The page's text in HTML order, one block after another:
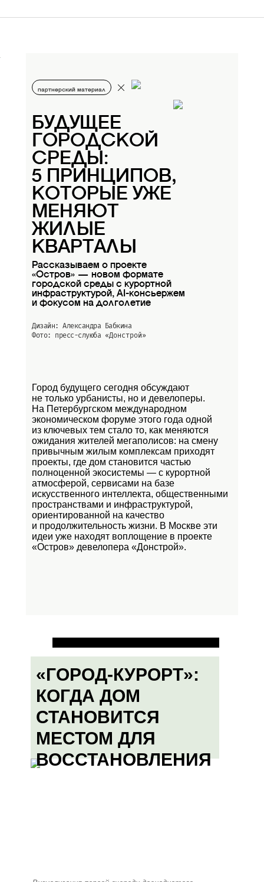
партнерский материал
БУДУЩЕЕ
ГОРОДСКОЙ
СРЕДЫ:
5 ПРИНЦИПОВ,
КОТОРЫЕ УЖЕ
МЕНЯЮТ
ЖИЛЫЕ
КВАРТАЛЫ
Рассказываем о проекте
«Остров» — новом формате
городской среды с курортной
инфраструктурой, AI-консьержем
и фокусом на долголетие
Дизайн: Александра Бабкина
Фото: пресс-слуюба «Донстрой»
Город будущего сегодня обсуждают
не только урбанисты, но и девелоперы.
На Петербургском международном
экономическом форуме этого года одной
из ключевых тем стало то, как меняются
ожидания жителей мегаполисов: на смену
привычным жилым комплексам приходят
проекты, где дом становится частью
полноценной экосистемы — с курортной
атмосферой, сервисами на базе
искусственного интеллекта, общественными
пространствами и инфраструктурой,
ориентированной на качество
и продолжительность жизни. В Москве эти
идеи уже находят воплощение в проекте
«Остров» девелопера «Донстрой».
«ГОРОД-КУРОРТ»:
КОГДА ДОМ
СТАНОВИТСЯ
МЕСТОМ ДЛЯ
ВОССТАНОВЛЕНИЯ